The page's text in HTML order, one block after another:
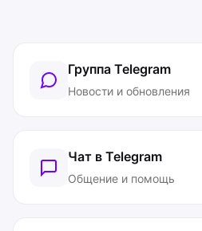
Группа Telegram
Новости и обновления
Чат в Telegram
Общение и помощь